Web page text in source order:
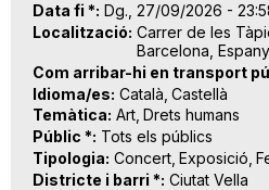
Data fi * Dg., 27/09/2026 -
Localització Carrer de les
Barcelona,
Com arribar-hi en transport
Idioma/es Català Castellà
Temàtica Art Drets humans
Públic * Tots els públics
Tipologia Concert Exposició
Districte i barri * Ciutat Vella